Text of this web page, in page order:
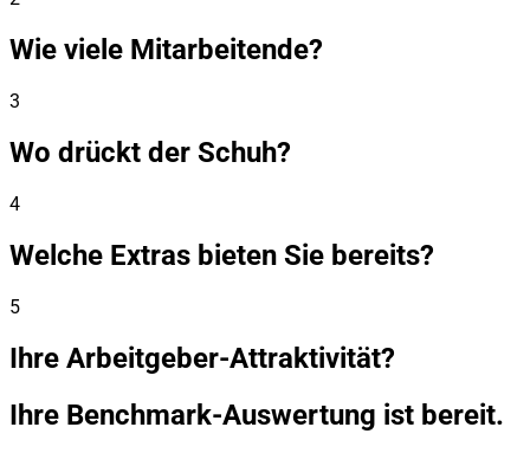
Wie viele Mitarbeitende?
3
Wo drückt der Schuh?
4
Welche Extras bieten Sie bereits?
5
Ihre Arbeitgeber-Attraktivität?
Ihre Benchmark-Auswertung ist bereit.